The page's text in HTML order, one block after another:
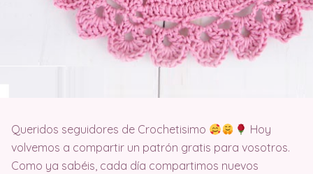
Queridos seguidores de Crochetisimo
Hoy
volvemos a compartir un patrón gratis para vosotros.
Como ya sabéis, cada día compartimos nuevos